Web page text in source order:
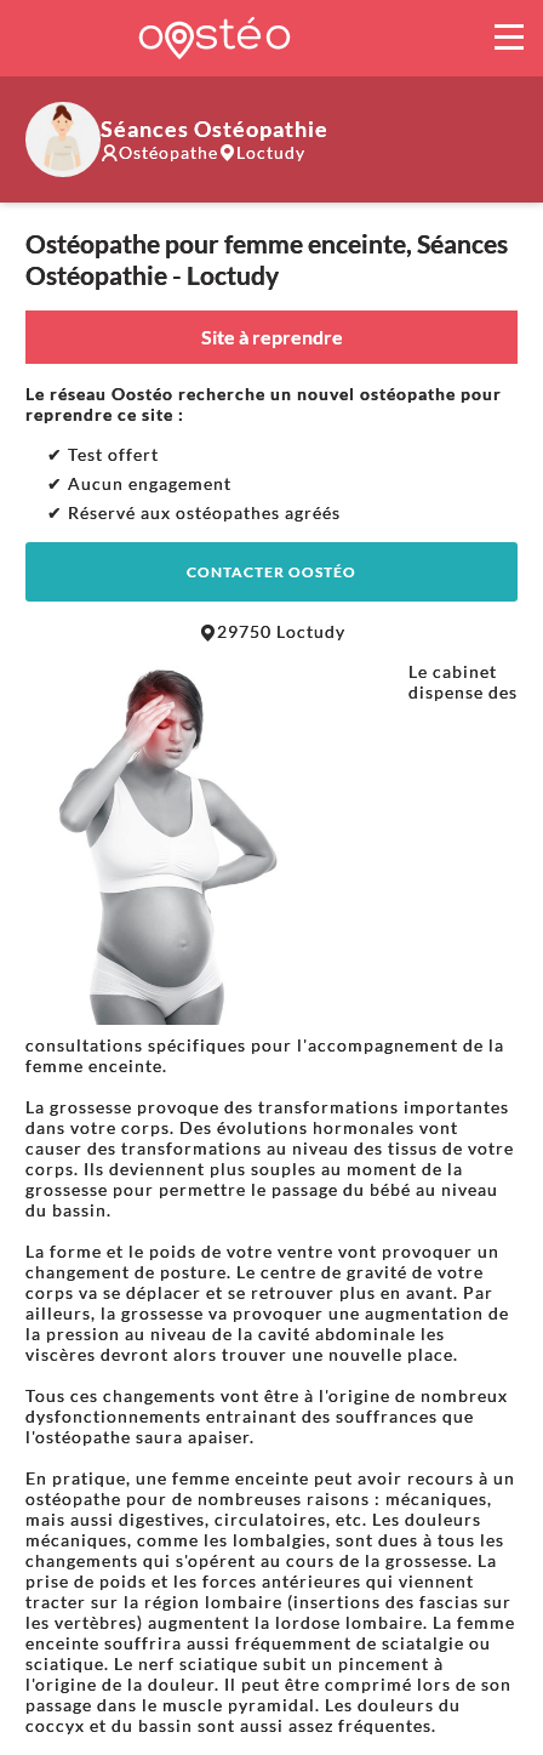
Séances Ostéopathie
Ostéopathe Loctudy
Ostéopathe pour femme enceinte, Séances
Ostéopathie - Loctudy
Site à reprendre
Le réseau Oostéo recherche un nouvel ostéopathe pour
reprendre ce site :
✔ Test offert
✔ Aucun engagement
✔ Réservé aux ostéopathes agréés
CONTACTER OOSTÉO
29750 Loctudy
Le cabinet
dispense des
consultations spécifiques pour l'accompagnement de la
femme enceinte.
La grossesse provoque des transformations importantes
dans votre corps. Des évolutions hormonales vont
causer des transformations au niveau des tissus de votre
corps. Ils deviennent plus souples au moment de la
grossesse pour permettre le passage du bébé au niveau
du bassin.
La forme et le poids de votre ventre vont provoquer un
changement de posture. Le centre de gravité de votre
corps va se déplacer et se retrouver plus en avant. Par
ailleurs, la grossesse va provoquer une augmentation de
la pression au niveau de la cavité abdominale les
viscères devront alors trouver une nouvelle place.
Tous ces changements vont être à l'origine de nombreux
dysfonctionnements entrainant des souffrances que
l'ostéopathe saura apaiser.
En pratique, une femme enceinte peut avoir recours à un
ostéopathe pour de nombreuses raisons : mécaniques,
mais aussi digestives, circulatoires, etc. Les douleurs
mécaniques, comme les lombalgies, sont dues à tous les
changements qui s'opérent au cours de la grossesse. La
prise de poids et les forces antérieures qui viennent
tracter sur la région lombaire (insertions des fascias sur
les vertèbres) augmentent la lordose lombaire. La femme
enceinte souffrira aussi fréquemment de sciatalgie ou
sciatique. Le nerf sciatique subit un pincement à
l'origine de la douleur. Il peut être comprimé lors de son
passage dans le muscle pyramidal. Les douleurs du
coccyx et du bassin sont aussi assez fréquentes.